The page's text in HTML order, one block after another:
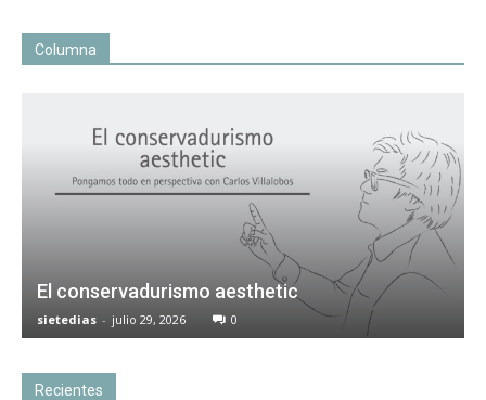
Columna
El conservadurismo aesthetic
sietedias - julio 29, 2026 0
Recientes